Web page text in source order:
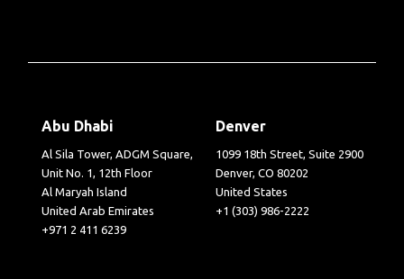
Abu Dhabi
Al Sila Tower, ADGM Square,
Unit No. 1, 12th Floor
Al Maryah Island
United Arab Emirates
+971 2 411 6239
Denver
1099 18th Street, Suite 2900
Denver, CO 80202
United States
+1 (303) 986-2222